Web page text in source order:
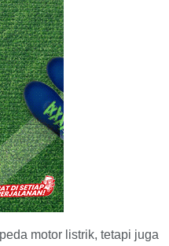
motor listrik, tetapi juga